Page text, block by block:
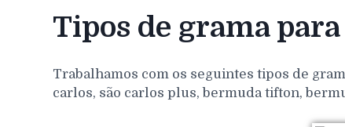
Tipos de grama
Trabalhamos com os seguintes tipos de
carlos, são carlos plus, bermuda tifton,